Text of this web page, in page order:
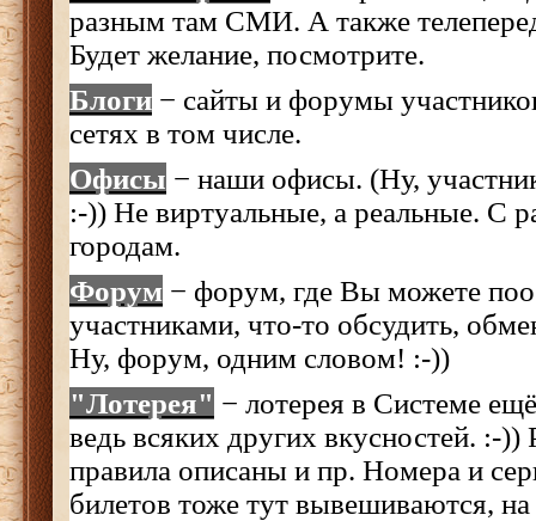
разным там СМИ. А также
Будет желание, посмотрите.
Блоги − сайты и форумы
сетях в том числе.
Офисы − наши офисы. (Ну,
:-)) Не виртуальные, а реальные. С
городам.
Форум − форум, где Вы можете
участниками, что-то обсудить,
Ну, форум, одним словом! :-))
"Лотерея" − лотерея в Системе
ведь всяких других вкусностей. :-))
правила описаны и пр. Номера и
билетов тоже тут вывешиваются, на